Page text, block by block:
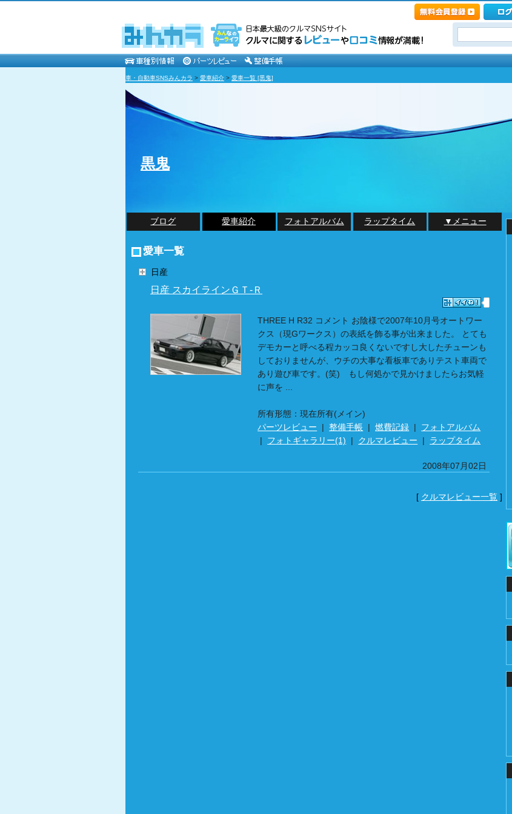
車・自動車SNSみんカラ > 愛車紹介 > 愛車一覧 [黒鬼]
黒鬼
ブログ 愛車紹介 フォトアルバム ラップタイム ▼メニュー
愛車一覧
日産
日産 スカイラインＧＴ‐Ｒ
THREE H R32 コメント お陰様で2007年10月号オートワー
クス（現Gワークス）の表紙を飾る事が出来ました。 とても
デモカーと呼べる程カッコ良くないですし大したチューンも
しておりませんが、ウチの大事な看板車でありテスト車両で
あり遊び車です。(笑) もし何処かで見かけましたらお気軽
に声を ...
所有形態：現在所有(メイン)
パーツレビュー |整備手帳 |燃費記録 | フォトアルバム
| フォトギャラリー(1) | クルマレビュー | ラップタイム
2008年07月02日
[ クルマレビュー一覧 ]